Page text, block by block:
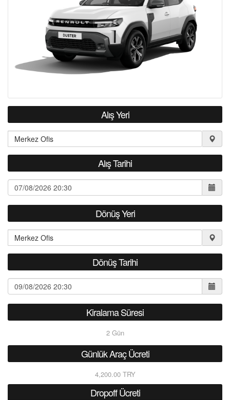
Alış Yeri
Alış Tarihi
Dönüş Yeri
Dönüş Tarihi
Kiralama Süresi
2Gün
Günlük Araç Ücreti
4,200.00 TRY
Dropoff Ücreti